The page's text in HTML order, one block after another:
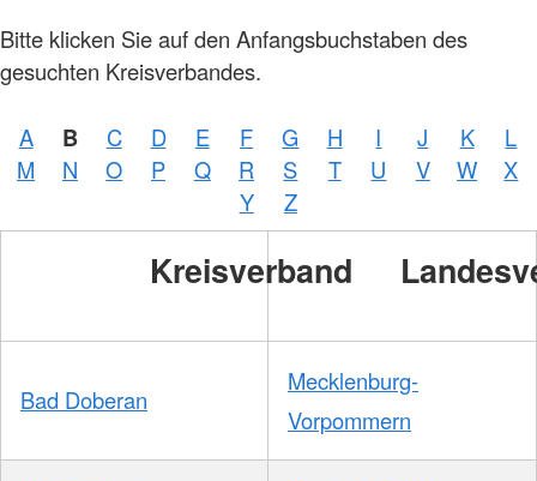
Bitte klicken Sie auf den Anfangsbuchstaben des
gesuchten Kreisverbandes.
A B C D E F G H I J K
L
M
N O P Q R S T U V W
X
Y
Z
Kreisverband
Bad Doberan
Mecklenburg-
Vorpommern
DRKS